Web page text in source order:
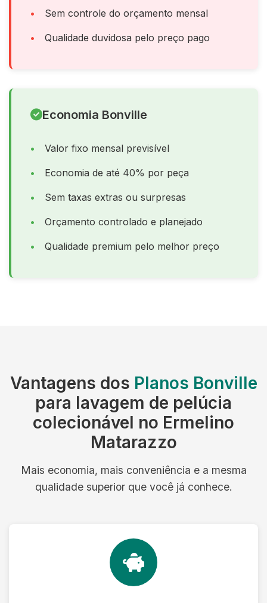
Sem controle do orçamento mensal
Qualidade duvidosa pelo preço pago
Economia Bonville
Valor fixo mensal previsível
Economia de até 40% por peça
Sem taxas extras ou surpresas
Orçamento controlado e planejado
Qualidade premium pelo melhor preço
Vantagens dos Planos Bonville
para lavagem de pelúcia
colecionável no Ermelino
Matarazzo
Mais economia, mais conveniência e a mesma
qualidade superior que você já conhece.